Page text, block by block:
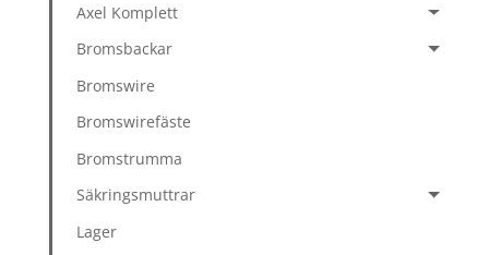
Axel Komplett
Bromsbackar
Bromswire
Bromswirefäste
Bromstrumma
Säkringsmuttrar
Lager